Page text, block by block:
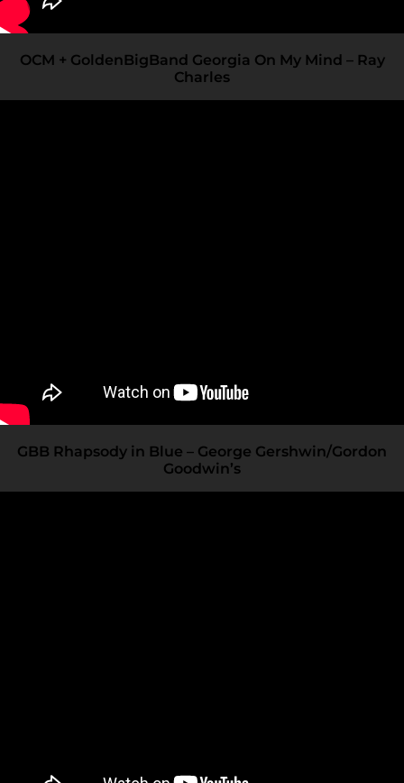
OCM + GoldenBigBand Georgia On My Mind – Ray
Charles
GBB Rhapsody in Blue – George Gershwin/Gordon
Goodwin’s